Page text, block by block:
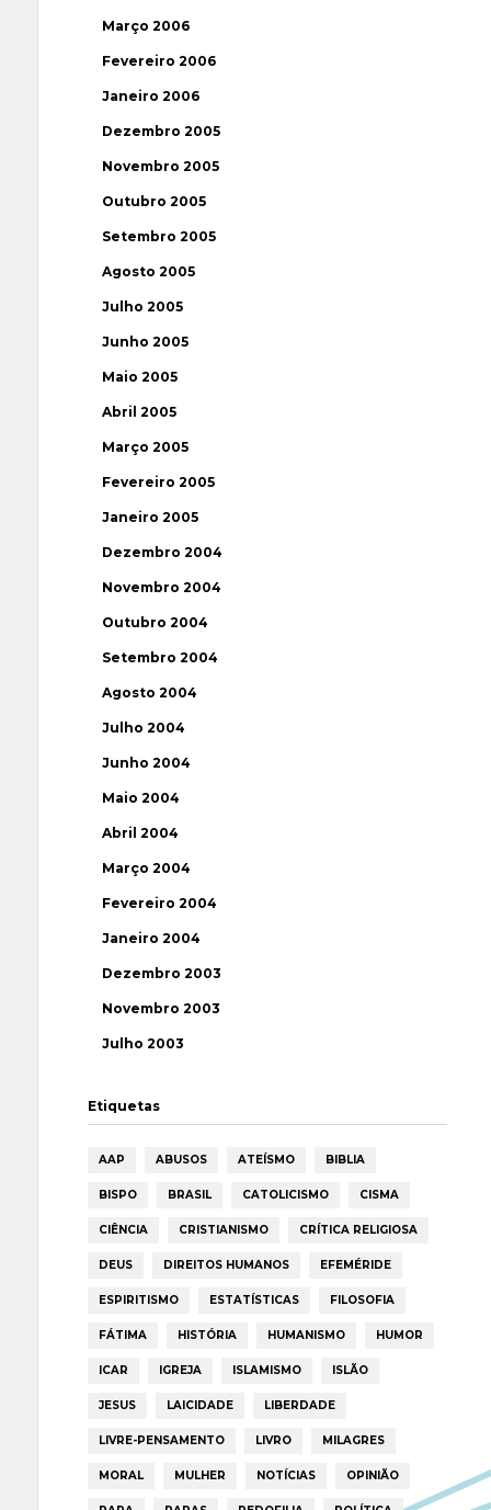
Março 2006
Fevereiro 2006
Janeiro 2006
Dezembro 2005
Novembro 2005
Outubro 2005
Setembro 2005
Agosto 2005
Julho 2005
Junho 2005
Maio 2005
Abril 2005
Março 2005
Fevereiro 2005
Janeiro 2005
Dezembro 2004
Novembro 2004
Outubro 2004
Setembro 2004
Agosto 2004
Julho 2004
Junho 2004
Maio 2004
Abril 2004
Março 2004
Fevereiro 2004
Janeiro 2004
Dezembro 2003
Novembro 2003
Julho 2003
Etiquetas
AAP ABUSOS ATEÍSMO BIBLIA
BISPO BRASIL CATOLICISMO CISMA
CIÊNCIA CRISTIANISMO CRÍTICA RELIGIOSA
DEUS DIREITOS HUMANOS EFEMÉRIDE
ESPIRITISMO ESTATÍSTICAS FILOSOFIA
FÁTIMA HISTÓRIA HUMANISMO HUMOR
ICAR IGREJA ISLAMISMO ISLÃO
JESUS LAICIDADE LIBERDADE
LIVRE-PENSAMENTO LIVRO MILAGRES
MORAL MULHER NOTÍCIAS OPINIÃO